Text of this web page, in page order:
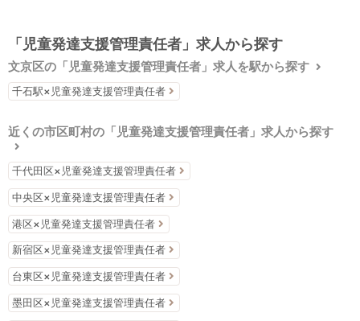
「児童発達支援管理責任者」求人から探す
文京区の「児童発達支援管理責任者」求人を駅から探す
千石駅×児童発達支援管理責任者
近くの市区町村の「児童発達支援管理責任者」求人から探す
千代田区×児童発達支援管理責任者
中央区×児童発達支援管理責任者
港区×児童発達支援管理責任者
新宿区×児童発達支援管理責任者
台東区×児童発達支援管理責任者
墨田区×児童発達支援管理責任者